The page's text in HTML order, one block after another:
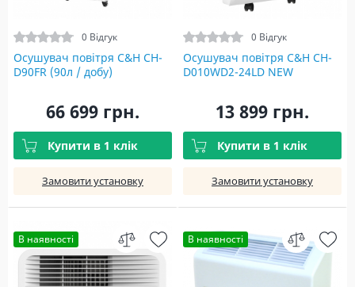
0 Відгук
Осушувач повітря C&H CH-
D90FR (90л / добу)
66 699 грн.
Купити в 1 клік
Замовити установку
0 Відгук
Осушувач повітря C&H CH-
D010WD2-24LD NEW
13 899 грн.
Купити в 1 клік
Замовити установку
В наявності В наявності